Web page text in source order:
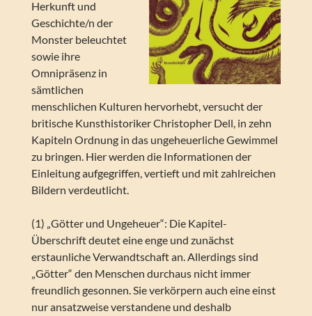
Herkunft und
Geschichte/n der
Monster beleuchtet
sowie ihre
Omnipräsenz in
sämtlichen
menschlichen Kulturen hervorhebt, versucht der
britische Kunsthistoriker Christopher Dell, in zehn
Kapiteln Ordnung in das ungeheuerliche Gewimmel
zu bringen. Hier werden die Informationen der
Einleitung aufgegriffen, vertieft und mit zahlreichen
Bildern verdeutlicht.
(1) „Götter und Ungeheuer“: Die Kapitel-
Überschrift deutet eine enge und zunächst
erstaunliche Verwandtschaft an. Allerdings sind
„Götter“ den Menschen durchaus nicht immer
freundlich gesonnen. Sie verkörpern auch eine einst
nur ansatzweise verstandene und deshalb